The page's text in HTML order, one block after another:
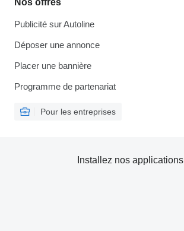
Nos offres
Publicité sur Autoline
Déposer une annonce
Placer une bannière
Programme de partenariat
Pour les entreprises
Installez nos applications